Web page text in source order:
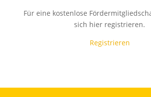
Für eine kostenlose
sich hier registrieren.
Registrieren